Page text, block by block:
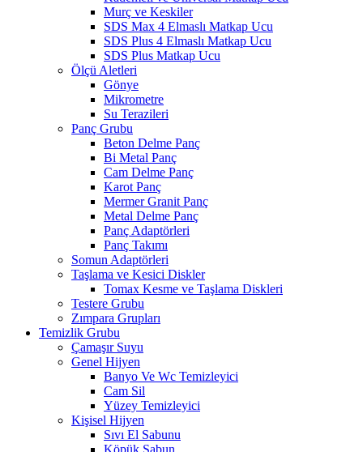
Murç ve Keskiler
SDS Max 4 Elmaslı Matkap Ucu
SDS Plus 4 Elmaslı Matkap Ucu
SDS Plus Matkap Ucu
Ölçü Aletleri
Gönye
Mikrometre
Su Terazileri
Panç Grubu
Beton Delme Panç
Bi Metal Panç
Cam Delme Panç
Karot Panç
Mermer Granit Panç
Metal Delme Panç
Panç Adaptörleri
Panç Takımı
Somun Adaptörleri
Taşlama ve Kesici Diskler
Tomax Kesme ve Taşlama Diskleri
Testere Grubu
Zımpara Grupları
Temizlik Grubu
Çamaşır Suyu
Genel Hijyen
Banyo Ve Wc Temizleyici
Cam Sil
Yüzey Temizleyici
Kişisel Hijyen
Sıvı El Sabunu
Köpük Sabun